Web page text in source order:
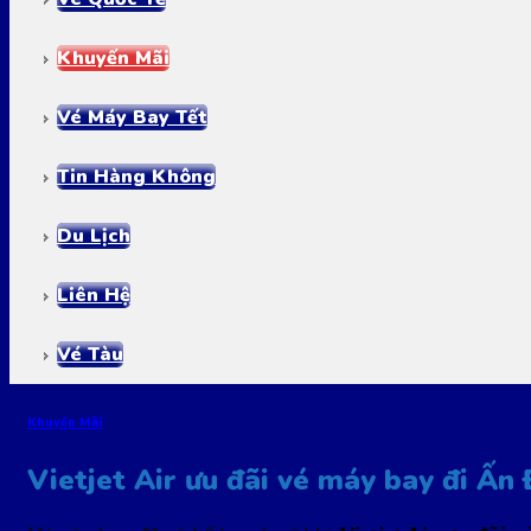
Khuyến Mãi
Vé Máy Bay Tết
Tin Hàng Không
Du Lịch
Liên Hệ
Vé Tàu
Khuyến Mãi
Vietjet Air ưu đãi vé máy bay đi Ấn